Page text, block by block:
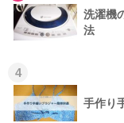
洗濯機
法
4
手作り